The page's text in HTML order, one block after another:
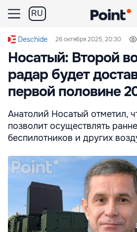
RU
Deschide 26 октября 2025, 20:30
Носатый: Второй
радар будет
первой половине
Анатолий Носатый отметил,
позволит осуществлять
беспилотников и других